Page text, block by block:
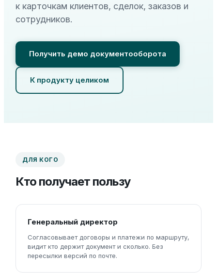
к карточкам клиентов, сделок, заказов и
сотрудников.
Получить демо документооборота
К продукту целиком
ДЛЯ КОГО
Кто получает пользу
Генеральный директор
Согласовывает договоры и платежи по маршруту,
видит кто держит документ и сколько. Без
пересылки версий по почте.